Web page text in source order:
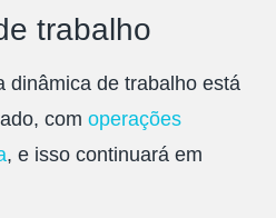
trabalho
dinâmica de trabalho está
com operações
, e isso continuará em